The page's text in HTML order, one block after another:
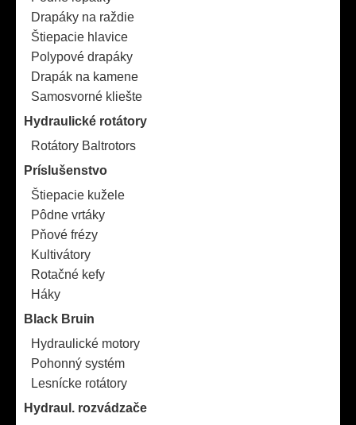
Drapáky na raždie
Štiepacie hlavice
Polypové drapáky
Drapák na kamene
Samosvorné kliešte
Hydraulické rotátory
Rotátory Baltrotors
Príslušenstvo
Štiepacie kužele
Pôdne vrtáky
Pňové frézy
Kultivátory
Rotačné kefy
Háky
Black Bruin
Hydraulické motory
Pohonný systém
Lesnícke rotátory
Hydraul. rozvádzače